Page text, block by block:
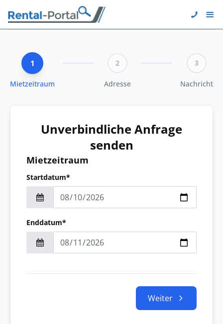
1
Mietzeitraum
2
Adresse
3
Nachricht
Unverbindliche Anfrage
senden
Mietzeitraum
Startdatum*
Enddatum*
Weiter